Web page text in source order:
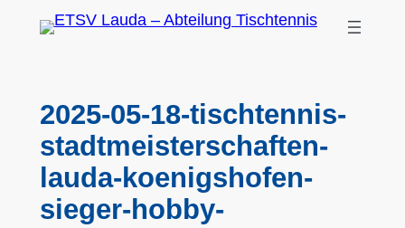
2025-05-18-tischtennis-
stadtmeisterschaften-
lauda-koenigshofen-
sieger-hobby-